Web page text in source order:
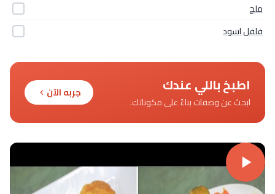
ملح
فلفل اسود
اطبخ باللي عندك
ابحث عن وصفات بناءً على مكوناتك.
جربه الآن